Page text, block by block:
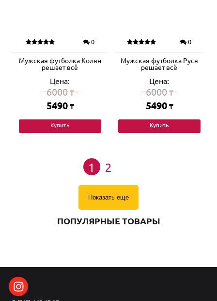
0
Мужская футболка Колян
решает всё
Цена:
6000₸
5490 ₸
Купить
0
Мужская футболка Руся
решает всё
Цена:
6000₸
5490 ₸
Купить
1 2
Показать еще
ПОПУЛЯРНЫЕ ТОВАРЫ